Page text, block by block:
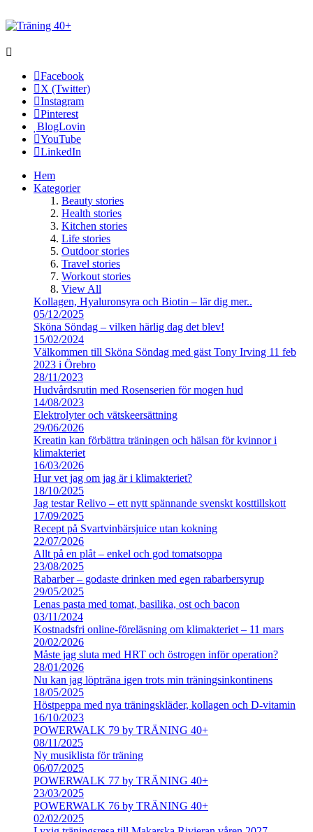
Facebook
X (Twitter)
Instagram
Pinterest
BlogLovin
YouTube
LinkedIn
Hem
Kategorier
Beauty stories
Health stories
Kitchen stories
Life stories
Outdoor stories
Travel stories
Workout stories
View All
Kollagen, Hyaluronsyra och Biotin – lär dig mer..
05/12/2025
Sköna Söndag – vilken härlig dag det blev!
15/02/2024
Välkommen till Sköna Söndag med gäst Tony Irving 11 feb
2023 i Örebro
28/11/2023
Hudvårdsrutin med Rosenserien för mogen hud
14/08/2023
Elektrolyter och vätskeersättning
29/06/2026
Kreatin kan förbättra träningen och hälsan för kvinnor i
klimakteriet
16/03/2026
Hur vet jag om jag är i klimakteriet?
18/10/2025
Jag testar Relivo – ett nytt spännande svenskt kosttillskott
17/09/2025
Recept på Svartvinbärsjuice utan kokning
22/07/2026
Allt på en plåt – enkel och god tomatsoppa
23/08/2025
Rabarber – godaste drinken med egen rabarbersyrup
29/05/2025
Lenas pasta med tomat, basilika, ost och bacon
03/11/2024
Kostnadsfri online-föreläsning om klimakteriet – 11 mars
20/02/2026
Måste jag sluta med HRT och östrogen inför operation?
28/01/2026
Nu kan jag löpträna igen trots min träningsinkontinens
18/05/2025
Höstpeppa med nya träningskläder, kollagen och D-vitamin
16/10/2023
POWERWALK 79 by TRÄNING 40+
08/11/2025
Ny musiklista för träning
06/07/2025
POWERWALK 77 by TRÄNING 40+
23/03/2025
POWERWALK 76 by TRÄNING 40+
02/02/2025